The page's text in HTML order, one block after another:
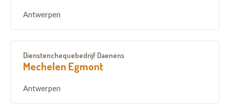
Antwerpen
Dienstenchequebedrijf Daenens
Mechelen Egmont
Antwerpen